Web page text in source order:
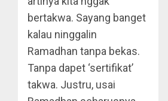
bertakwa. Sayang banget
kalau ninggalin
Ramadhan tanpa bekas.
Tanpa dapet ‘sertifikat’
takwa. Justru, usai